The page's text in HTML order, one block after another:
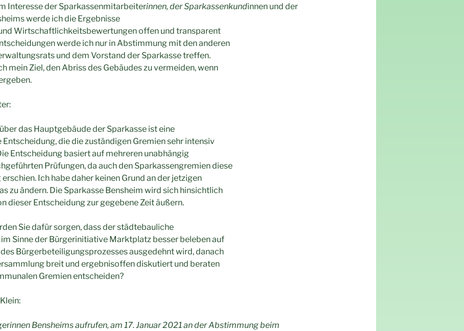
Interesse der Sparkassenmitarbeiterinnen, der Sparkassenkundinnen und der
werde ich die Ergebnisse
Wirtschaftlichkeitsbewertungen offen und transparent
werde ich nur in Abstimmung mit den anderen
und dem Vorstand der Sparkasse treffen.
mein Ziel, den Abriss des Gebäudes zu vermeiden, wenn
das Hauptgebäude der Sparkasse ist eine
die die zuständigen Gremien sehr intensiv
Entscheidung basiert auf mehreren unabhängig
Prüfungen, da auch den Sparkassengremien diese
Ich habe daher keinen Grund an der jetzigen
zu ändern. Die Sparkasse Bensheim wird sich hinsichtlich
dieser Entscheidung zur gegebene Zeit äußern.
Sie dafür sorgen, dass der städtebauliche
Sinne der Bürgerinitiative Marktplatz besser beleben auf
Bürgerbeteiligungsprozesses ausgedehnt wird, danach
breit und ergebnisoffen diskutiert und beraten
Gremien entscheiden?
innen Bensheims aufrufen, am 17. Januar 2021 an der Abstimmung beim